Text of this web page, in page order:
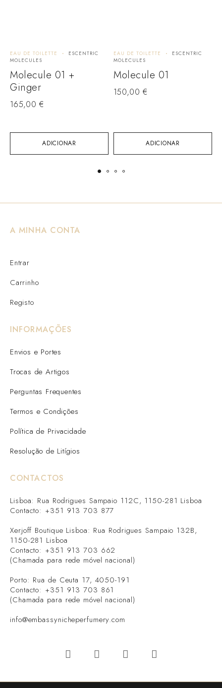
ADICIONAR
EAU DE TOILETTE
ESCENTRIC
MOLECULES
Molecule 01 +
Ginger
165,00 €
ADICIONAR
EAU DE TOILETTE
ESCENTRIC
MOLECULES
Molecule 01
150,00 €
A MINHA CONTA
Entrar
Carrinho
Registo
INFORMAÇÕES
Envios e Portes
Trocas de Artigos
Perguntas Frequentes
Termos e Condições
Política de Privacidade
Resolução de Litígios
CONTACTOS
Lisboa: Rua Rodrigues Sampaio 112C, 1150-281 Lisboa
Contacto: +351 913 703 877
Xerjoff Boutique Lisboa: Rua Rodrigues Sampaio 132B,
1150-281 Lisboa
Contacto: +351 913 703 662
(Chamada para rede móvel nacional)
Porto: Rua de Ceuta 17, 4050-191
Contacto: +351 913 703 861
(Chamada para rede móvel nacional)
info@embassynicheperfumery.com